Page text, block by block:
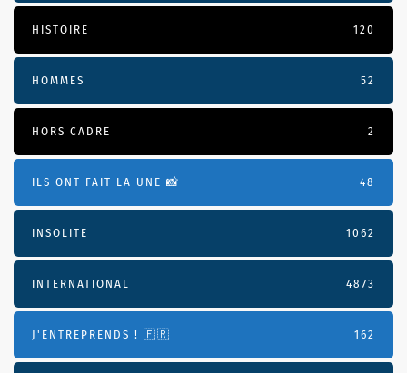
HISTOIRE 120
HOMMES 52
HORS CADRE 2
ILS ONT FAIT LA UNE 📸 48
INSOLITE 1062
INTERNATIONAL 4873
J'ENTREPRENDS ! 🇫🇷 162